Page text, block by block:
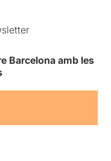
Barcelona amb les